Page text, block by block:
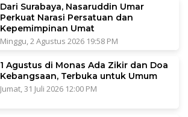
Dari Surabaya, Nasaruddin Umar
Perkuat Narasi Persatuan dan
Kepemimpinan Umat
Minggu, 2 Agustus 2026 19:58 PM
1 Agustus di Monas Ada Zikir dan Doa
Kebangsaan, Terbuka untuk Umum
Jumat, 31 Juli 2026 12:00 PM